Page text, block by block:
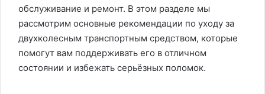
обслуживание и ремонт. В этом разделе мы
рассмотрим основные рекомендации по уходу за
двухколесным транспортным средством, которые
помогут вам поддерживать его в отличном
состоянии и избежать серьёзных поломок.